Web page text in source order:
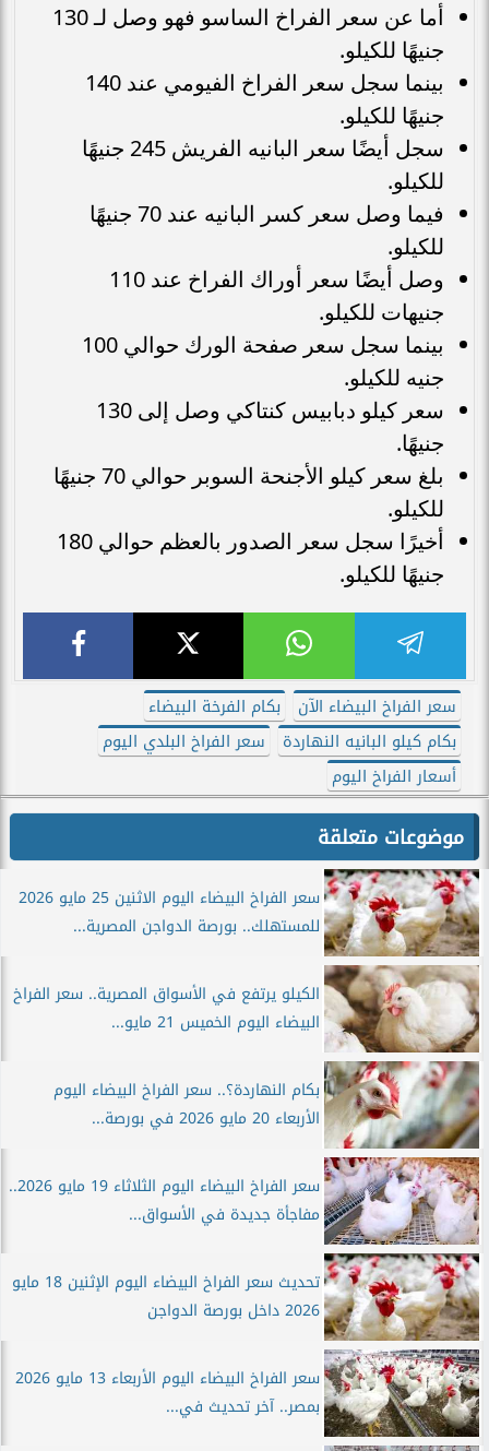
أما عن سعر الفراخ الساسو فهو وصل لـ 130
جنيهًا للكيلو.
بينما سجل سعر الفراخ الفيومي عند 140
جنيهًا للكيلو.
سجل أيضًا سعر البانيه الفريش 245 جنيهًا
للكيلو.
فيما وصل سعر كسر البانيه عند 70 جنيهًا
للكيلو.
وصل أيضًا سعر أوراك الفراخ عند 110
جنيهات للكيلو.
بينما سجل سعر صفحة الورك حوالي 100
جنيه للكيلو.
سعر كيلو دبابيس كنتاكي وصل إلى 130
جنيهًا.
بلغ سعر كيلو الأجنحة السوبر حوالي 70 جنيهًا
للكيلو.
أخيرًا سجل سعر الصدور بالعظم حوالي 180
جنيهًا للكيلو.
سعر الفراخ البيضاء الآن
بكام الفرخة البيضاء
بكام كيلو البانيه النهاردة
سعر الفراخ البلدي اليوم
أسعار الفراخ اليوم
موضوعات متعلقة
سعر الفراخ البيضاء اليوم الاثنين 25 مايو 2026
للمستهلك.. بورصة الدواجن المصرية...
الكيلو يرتفع في الأسواق المصرية.. سعر الفراخ
البيضاء اليوم الخميس 21 مايو...
بكام النهاردة؟.. سعر الفراخ البيضاء اليوم
الأربعاء 20 مايو 2026 في بورصة...
سعر الفراخ البيضاء اليوم الثلاثاء 19 مايو 2026..
مفاجأة جديدة في الأسواق...
تحديث سعر الفراخ البيضاء اليوم الإثنين 18 مايو
2026 داخل بورصة الدواجن
سعر الفراخ البيضاء اليوم الأربعاء 13 مايو 2026
بمصر.. آخر تحديث في...